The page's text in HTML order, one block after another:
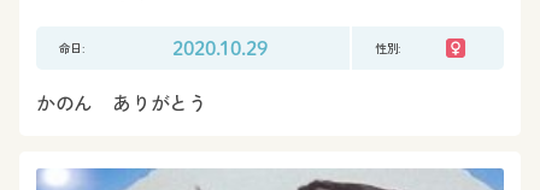
命日: 2020.10.29 性別:
かのん ありがとう